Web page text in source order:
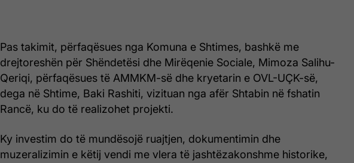
Pas takimit, përfaqësues nga Komuna e Shtimes, bashkë me
drejtoreshën për Shëndetësi dhe Mirëqenie Sociale, Mimoza Salihu-
Qeriqi, përfaqësues të AMMKM-së dhe kryetarin e OVL-UÇK-së,
dega në Shtime, Baki Rashiti, vizituan nga afër Shtabin në fshatin
Rancë, ku do të realizohet projekti.
Ky investim do të mundësojë ruajtjen, dokumentimin dhe
muzeralizimin e këtij vendi me vlera të jashtëzakonshme historike,